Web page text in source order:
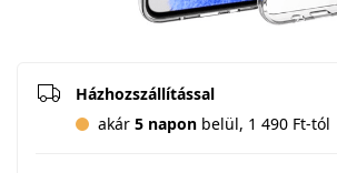
Házhozszállítással
akár 5 napon belül, 1 490 Ft-tól